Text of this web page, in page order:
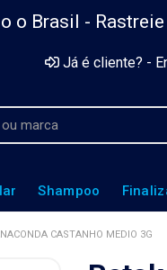
o Brasil -
Já é cliente? -
Shampoo
CASTANHO MEDIO 3G